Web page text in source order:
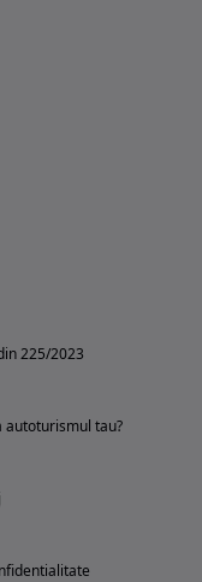
225/2023
autoturismul tau?